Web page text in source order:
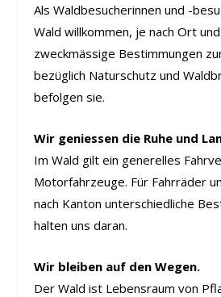
Als Waldbesucherinnen und -
Wald willkommen, je nach Ort
zweckmässige Bestimmungen
bezüglich Naturschutz und
befolgen sie.
Wir geniessen die Ruhe und
Im Wald gilt ein generelles
Motorfahrzeuge. Für Fahrräder
nach Kanton unterschiedliche
halten uns daran.
Wir bleiben auf den Wegen.
Der Wald ist Lebensraum von